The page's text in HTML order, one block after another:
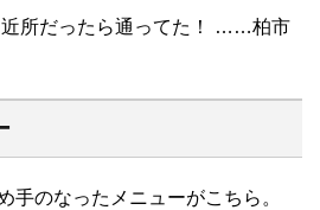
近所だったら通ってた！ ……柏市
手のなったメニューがこちら。